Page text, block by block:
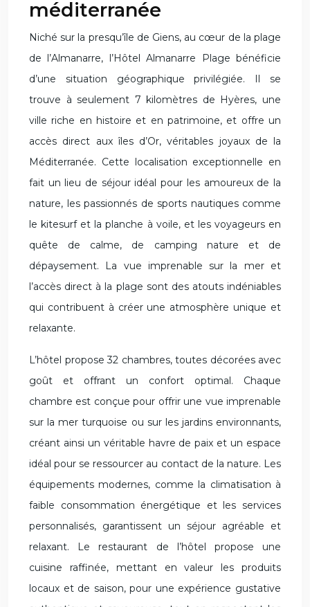
méditerranée
Niché sur la presqu’île de Giens, au cœur de la plage
de l’Almanarre, l’Hôtel Almanarre Plage bénéficie
d’une situation géographique privilégiée. Il se
trouve à seulement 7 kilomètres de Hyères, une
ville riche en histoire et en patrimoine, et offre un
accès direct aux îles d’Or, véritables joyaux de la
Méditerranée. Cette localisation exceptionnelle en
fait un lieu de séjour idéal pour les amoureux de la
nature, les passionnés de sports nautiques comme
le kitesurf et la planche à voile, et les voyageurs en
quête de calme, de camping nature et de
dépaysement. La vue imprenable sur la mer et
l’accès direct à la plage sont des atouts indéniables
qui contribuent à créer une atmosphère unique et
relaxante.
L’hôtel propose 32 chambres, toutes décorées avec
goût et offrant un confort optimal. Chaque
chambre est conçue pour offrir une vue imprenable
sur la mer turquoise ou sur les jardins environnants,
créant ainsi un véritable havre de paix et un espace
idéal pour se ressourcer au contact de la nature. Les
équipements modernes, comme la climatisation à
faible consommation énergétique et les services
personnalisés, garantissent un séjour agréable et
relaxant. Le restaurant de l’hôtel propose une
cuisine raffinée, mettant en valeur les produits
locaux et de saison, pour une expérience gustative